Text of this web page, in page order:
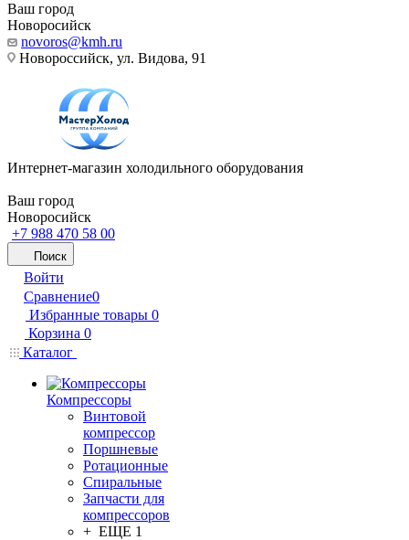
Ваш город
Новоросийск
novoros@kmh.ru
Новороссийск, ул. Видова, 91
Интернет-магазин холодильного оборудования
Ваш город
Новоросийск
+7 988 470 58 00
Поиск
Войти
Сравнение0
Избранные товары 0
Корзина 0
Каталог
Компрессоры
Винтовой
компрессор
Поршневые
Ротационные
Спиральные
Запчасти для
компрессоров
+ ЕЩЕ 1